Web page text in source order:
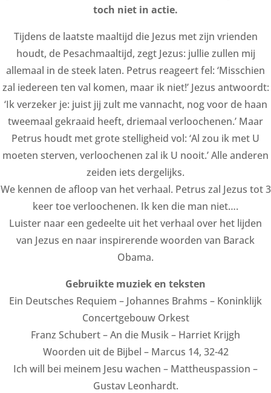
toch niet in actie.
Tijdens de laatste maaltijd die Jezus met zijn vrienden
houdt, de Pesachmaaltijd, zegt Jezus: jullie zullen mij
allemaal in de steek laten. Petrus reageert fel: ‘Misschien
zal iedereen ten val komen, maar ik niet!’ Jezus antwoordt:
‘Ik verzeker je: juist jij zult me vannacht, nog voor de haan
tweemaal gekraaid heeft, driemaal verloochenen.’ Maar
Petrus houdt met grote stelligheid vol: ‘Al zou ik met U
moeten sterven, verloochenen zal ik U nooit.’ Alle anderen
zeiden iets dergelijks.
We kennen de afloop van het verhaal. Petrus zal Jezus tot 3
keer toe verloochenen. Ik ken die man niet….
Luister naar een gedeelte uit het verhaal over het lijden
van Jezus en naar inspirerende woorden van Barack
Obama.
Gebruikte muziek en teksten
Ein Deutsches Requiem – Johannes Brahms – Koninklijk
Concertgebouw Orkest
Franz Schubert – An die Musik – Harriet Krijgh
Woorden uit de Bijbel – Marcus 14, 32-42
Ich will bei meinem Jesu wachen – Mattheuspassion –
Gustav Leonhardt.